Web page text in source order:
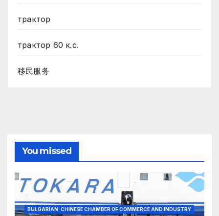
трактор
трактор 60 к.с.
移民服务
You missed
BULGARIAN-CHINESE CHAMBER OF COMMERCE AND INDUSTRY